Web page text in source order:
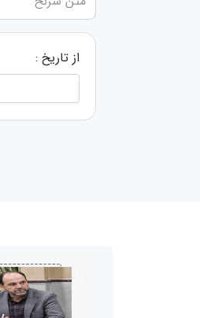
از تاریخ :